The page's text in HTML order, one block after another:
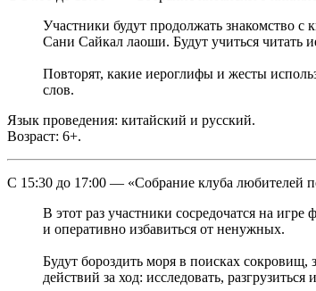
Участники будут продолжать знакомство
Сани Сайкал лаоши. Будут учиться читать
Повторят, какие иероглифы и жесты
слов.
Язык проведения: китайский и русский.
Возраст: 6+.
С 15:30 до 17:00 — «Собрание клуба любителей
В этот раз участники сосредочатся на
и оперативно избавиться от ненужных.
Будут бороздить моря в поисках
действий за ход: исследовать,